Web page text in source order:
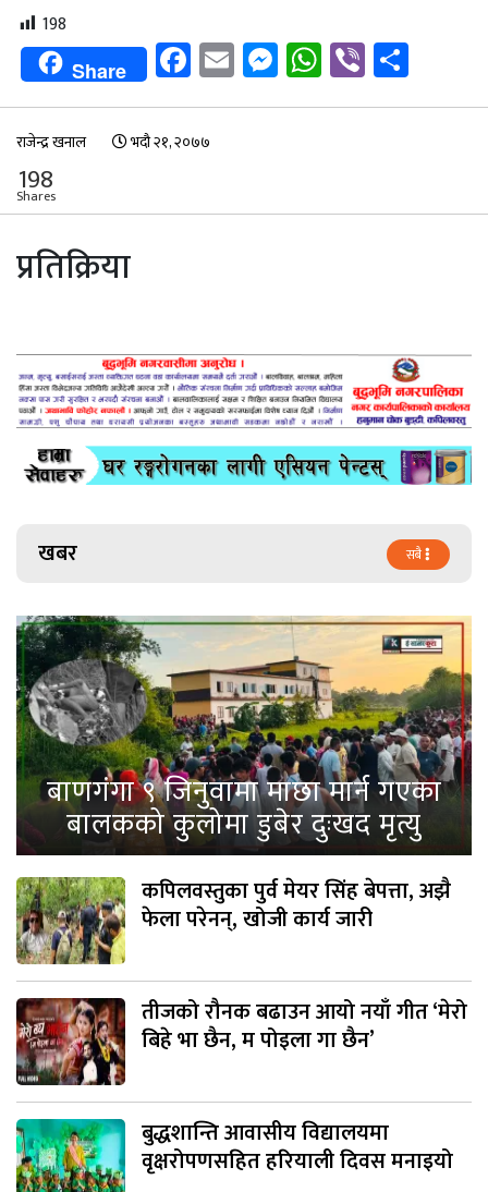
198
Share Facebook
EmailMessenger
WhatsApp
Viber
राजेन्द्र खनाल भदौ २१, २०७७
198
Shares
प्रतिक्रिया
खबर सबै
बाणगंगा ९ जिनुवामा माछा मार्न गएका
बालकको कुलोमा डुबेर दुःखद मृत्यु
कपिलवस्तुका पुर्व मेयर सिंह बेपत्ता, अझै
फेला परेनन्, खोजी कार्य जारी
तीजको रौनक बढाउन आयो नयाँ गीत ‘मेरो
बिहे भा छैन, म पोइला गा छैन’
बुद्धशान्ति आवासीय विद्यालयमा
वृक्षरोपणसहित हरियाली दिवस मनाइयो